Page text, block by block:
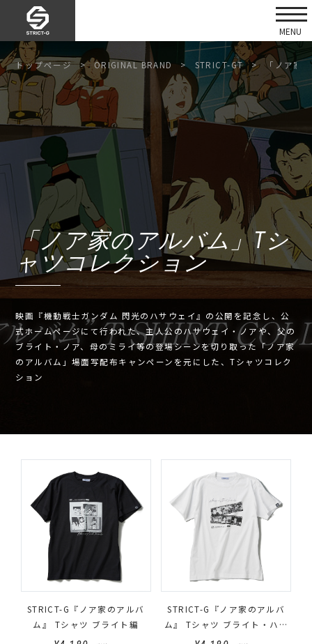
トップページ ORIGINAL BRAND STRICT-GT 「ノア家
「ノア家のアルバム」Tシ
ャツコレクション
映画『機動戦士ガンダム 閃光のハサウェイ』の公開を記念し、公
式ホームページにて行われた、主人公のハサウェイ・ノアや、父の
ブライト・ノア、母のミライ等の登場シーンを切り取った「ノア家
のアルバム」場面写配布キャンペーンを元にした、Tシャツコレク
ション
STRICT-G『ノア家のアルバ
ム』 Tシャツ ブライト編
STRICT-G『ノア家のアルバ
ム』 Tシャツ ブライト・ハサ
ウェイ編